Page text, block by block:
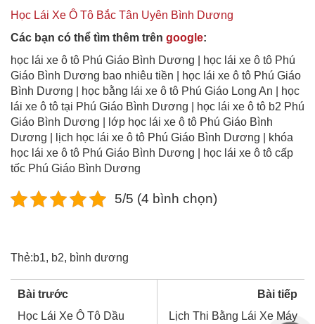
Học Lái Xe Ô Tô Bắc Tân Uyên Bình Dương
Các bạn có thể tìm thêm trên google:
học lái xe ô tô Phú Giáo Bình Dương | học lái xe ô tô Phú
Giáo Bình Dương bao nhiêu tiền | học lái xe ô tô Phú Giáo
Bình Dương | học bằng lái xe ô tô Phú Giáo Long An | học
lái xe ô tô tại Phú Giáo Bình Dương | học lái xe ô tô b2 Phú
Giáo Bình Dương | lớp học lái xe ô tô Phú Giáo Bình
Dương | lịch học lái xe ô tô Phú Giáo Bình Dương | khóa
học lái xe ô tô Phú Giáo Bình Dương | học lái xe ô tô cấp
tốc Phú Giáo Bình Dương
5/5 (4 bình chọn)
Thẻ:b1, b2, bình dương
Bài trước
Học Lái Xe Ô Tô Dầu
Bài tiếp
Lịch Thi Bằng Lái Xe Máy